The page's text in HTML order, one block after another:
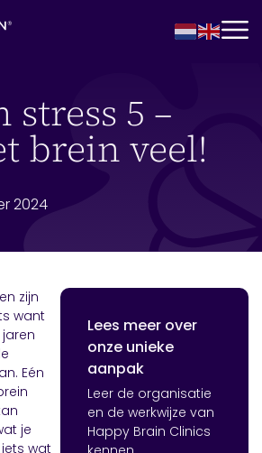
stress 5 –
brein veel!
2024
zijn
want
Eén
je
wat
Lees meer over
onze unieke
aanpak
Leer de organisatie
en de werkwijze van
Happy Brain Clinics